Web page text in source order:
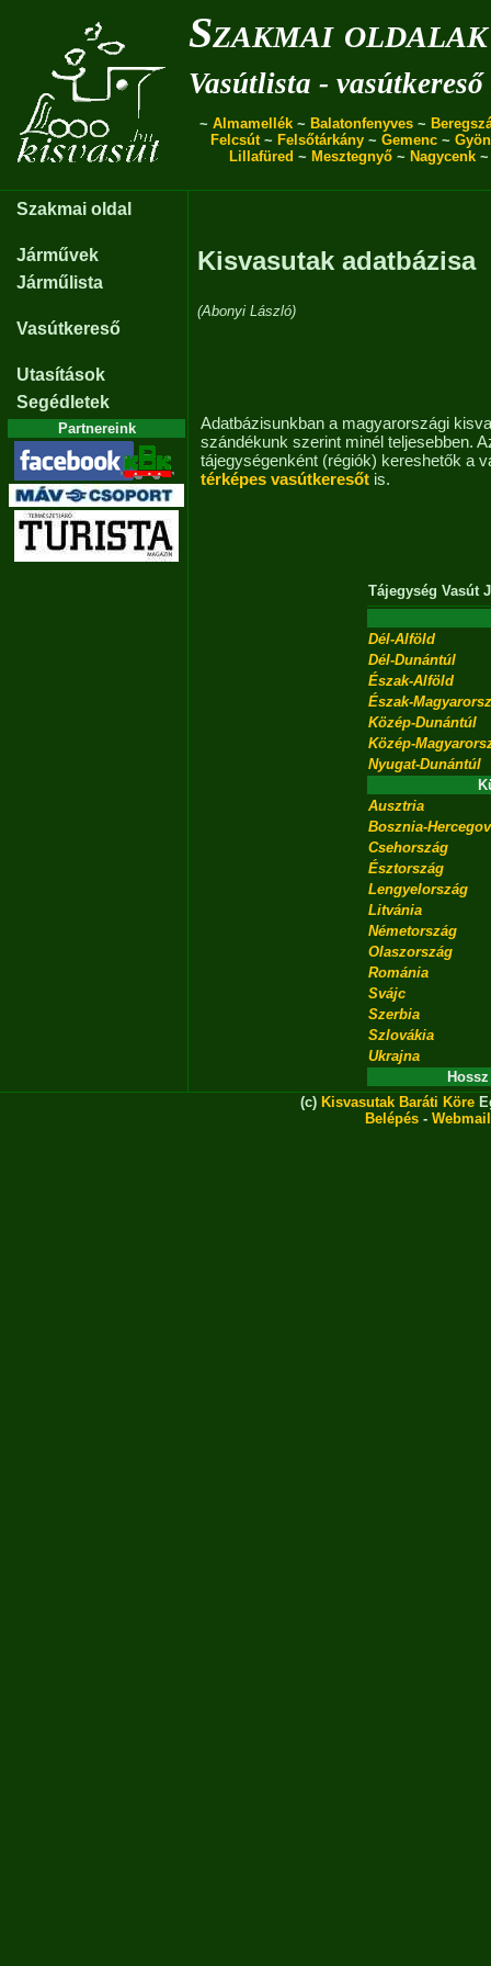
Szakmai oldalak
Vasútlista - vasútkereső
~ Almamellék ~ Balatonfenyves ~
Felcsút~ Felsőtárkány ~ Gemenc ~
Lillafüred ~ Mesztegnyő~ Nagycenk
Szakmai oldal
Járművek
Járműlista
Vasútkereső
Utasítások
Segédletek
Partnereink
Kisvasutak adatbázisa
(Abonyi László)
Adatbázisunkban a magyarországi
szándékunk szerint minél teljesebben.
tájegységenként (régiók) kereshetők a
térképes vasútkeresőt is.
Tájegység Vasút
Dél-Alföld
Dél-Dunántúl
Észak-Alföld
Észak-
Közép-Dunántúl
Közép-
Nyugat-Dunántúl
Ausztria
Bosznia-
Csehország
Észtország
Lengyelország
Litvánia
Németország
Olaszország
Románia
Svájc
Szerbia
Szlovákia
Ukrajna
(c) Kisvasutak Baráti Köre
Belépés - Webmail